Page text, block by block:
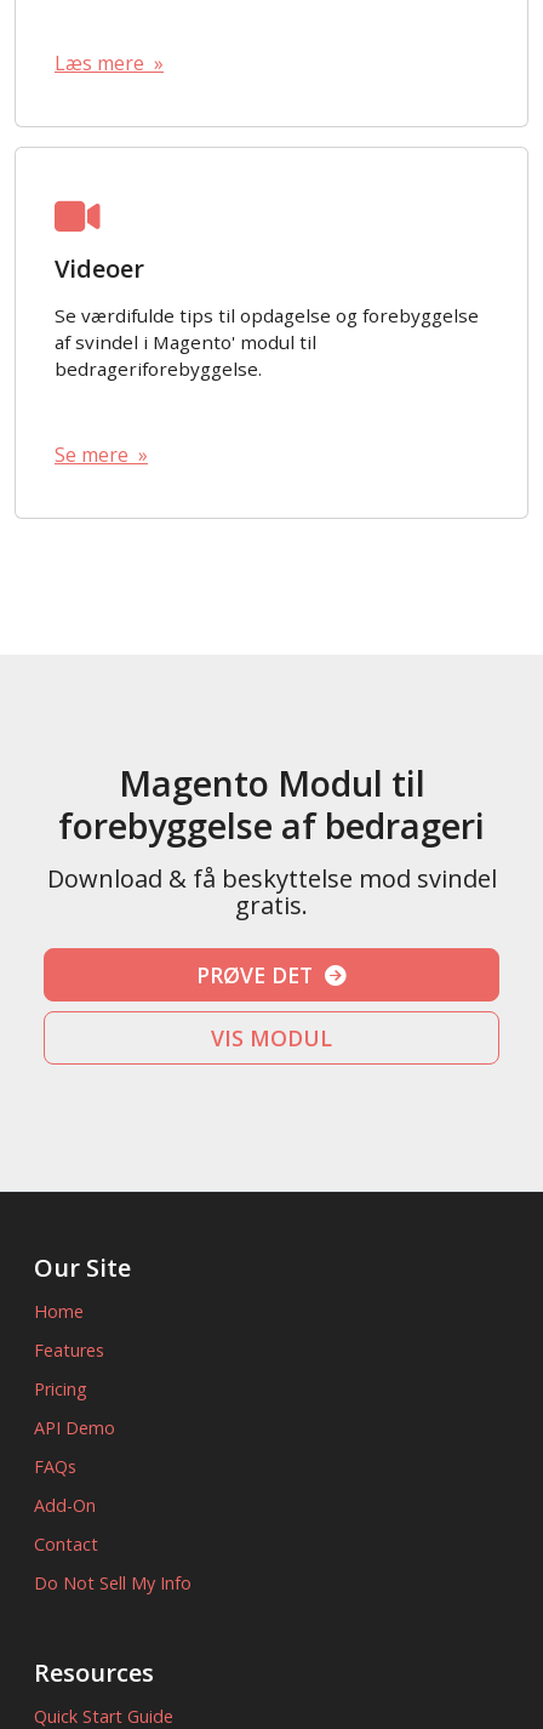
Læs mere »
Videoer
Se værdifulde tips til opdagelse og forebyggelse
af svindel i Magento' modul til
bedrageriforebyggelse.
Se mere »
Magento Modul til
forebyggelse af bedrageri
Download & få beskyttelse mod svindel
gratis.
PRØVE DET
VIS MODUL
Our Site
Home
Features
Pricing
API Demo
FAQs
Add-On
Contact
Do Not Sell My Info
Resources
Quick Start Guide